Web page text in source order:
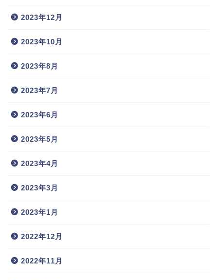
2023年12月
2023年10月
2023年8月
2023年7月
2023年6月
2023年5月
2023年4月
2023年3月
2023年1月
2022年12月
2022年11月